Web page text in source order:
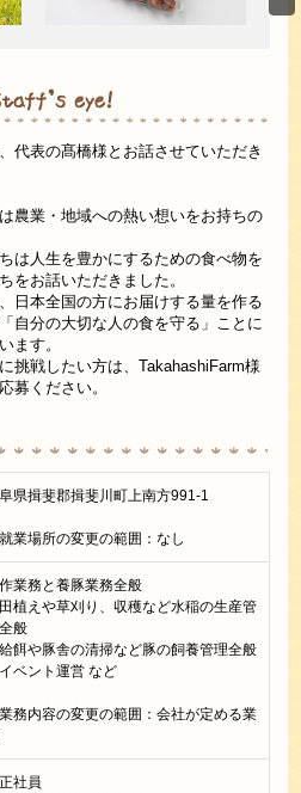
代表の髙橋様とお話させていただき
農業・地域への熱い想いをお持ちの
は人生を豊かにするための食べ物を
をお話いただきました。
日本全国の方にお届けする量を作る
自分の大切な人の食を守る」ことに
ます。
挑戦したい方は、TakahashiFarm様
募ください。
県揖斐郡揖斐川町上南方991-1
業場所の変更の範囲：なし
業務と養豚業務全般
田植えや草刈り、収穫など水稲の生産管
般
給餌や豚舎の清掃など豚の飼養管理全般
イベント運営 など
務内容の変更の範囲：会社が定める業
社員